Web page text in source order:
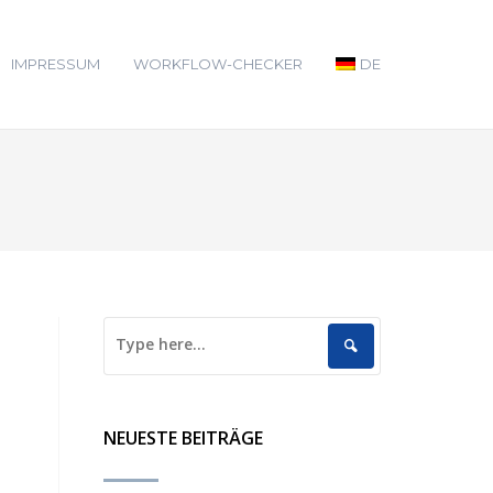
IMPRESSUM WORKFLOW-CHECKER DE
NEUESTE BEITRÄGE